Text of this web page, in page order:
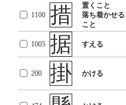
1100 措
置くこと
落ち着かせる
こと
1005 据 すえる
200 掛 かける